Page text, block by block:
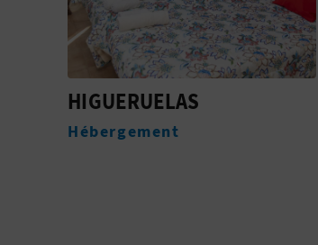
FÊTES À CHULILLA
Festivités